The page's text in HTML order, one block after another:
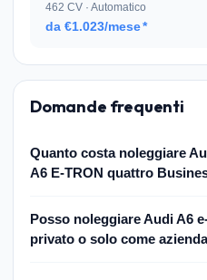
462 CV · Automatico
da €1.023/mese*
Domande frequenti
Quanto costa noleggiare
A6 E-TRON quattro
Posso noleggiare Audi A6
privato o solo come